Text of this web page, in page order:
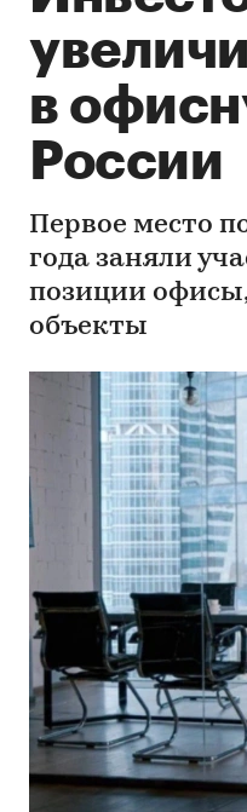
в
России
Первое место
года заняли
позиции
объекты